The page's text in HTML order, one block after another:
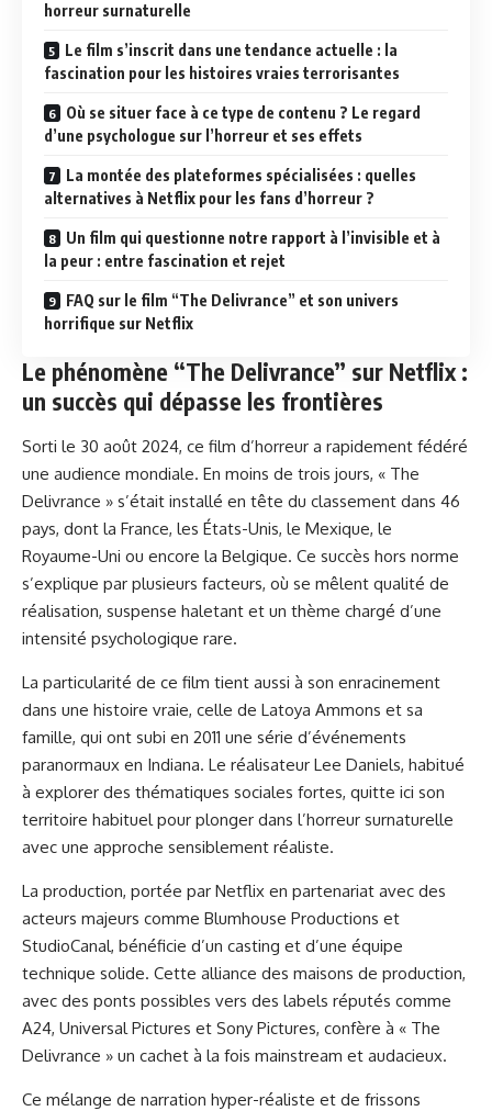
horreur surnaturelle
Le film s’inscrit dans une tendance actuelle : la
fascination pour les histoires vraies terrorisantes
Où se situer face à ce type de contenu ? Le regard
d’une psychologue sur l’horreur et ses effets
La montée des plateformes spécialisées : quelles
alternatives à Netflix pour les fans d’horreur ?
Un film qui questionne notre rapport à l’invisible et à
la peur : entre fascination et rejet
FAQ sur le film “The Delivrance” et son univers
horrifique sur Netflix
Le phénomène “The Delivrance” sur Netflix :
un succès qui dépasse les frontières
Sorti le 30 août 2024, ce film d’horreur a rapidement fédéré
une audience mondiale. En moins de trois jours, « The
Delivrance » s’était installé en tête du classement dans 46
pays, dont la France, les États-Unis, le Mexique, le
Royaume-Uni ou encore la Belgique. Ce succès hors norme
s’explique par plusieurs facteurs, où se mêlent qualité de
réalisation, suspense haletant et un thème chargé d’une
intensité psychologique rare.
La particularité de ce film tient aussi à son enracinement
dans une histoire vraie, celle de Latoya Ammons et sa
famille, qui ont subi en 2011 une série d’événements
paranormaux en Indiana. Le réalisateur Lee Daniels, habitué
à explorer des thématiques sociales fortes, quitte ici son
territoire habituel pour plonger dans l’horreur surnaturelle
avec une approche sensiblement réaliste.
La production, portée par Netflix en partenariat avec des
acteurs majeurs comme Blumhouse Productions et
StudioCanal, bénéficie d’un casting et d’une équipe
technique solide. Cette alliance des maisons de production,
avec des ponts possibles vers des labels réputés comme
A24, Universal Pictures et Sony Pictures, confère à « The
Delivrance » un cachet à la fois mainstream et audacieux.
Ce mélange de narration hyper-réaliste et de frissons